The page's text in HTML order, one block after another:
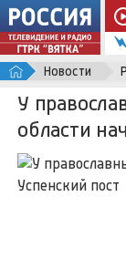
Новости
У
области